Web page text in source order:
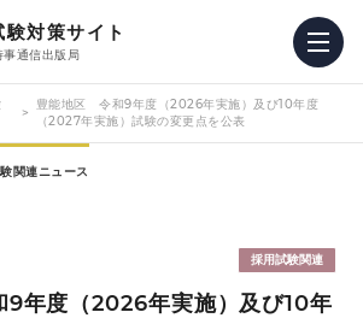
対策サイト
事通信出版局
豊能地区 令和9年度（2026年実施）及び10年度
（2027年実施）試験の変更点を公表
関連ニュース
採用試験関連
年度（2026年実施）及び10年